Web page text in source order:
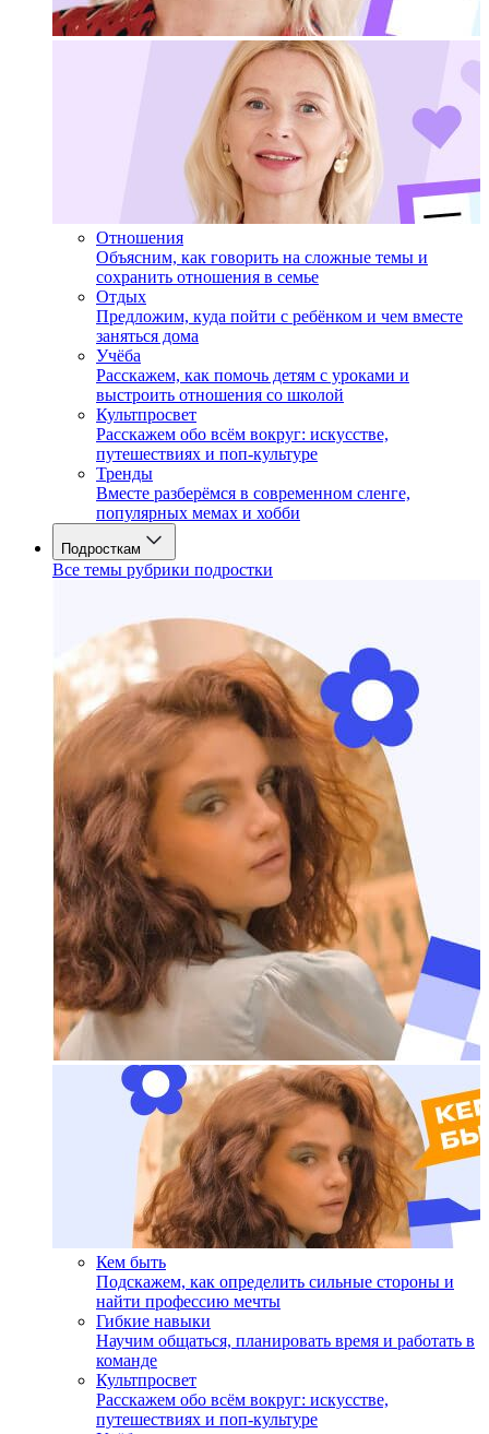
Отношения
Объясним, как говорить на сложные темы и
сохранить отношения в семье
Отдых
Предложим, куда пойти с ребёнком и чем вместе
заняться дома
Учёба
Расскажем, как помочь детям с уроками и
выстроить отношения со школой
Культпросвет
Расскажем обо всём вокруг: искусстве,
путешествиях и поп-культуре
Тренды
Вместе разберёмся в современном сленге,
популярных мемах и хобби
Подросткам
Все темы рубрики подростки
Кем быть
Подскажем, как определить сильные стороны и
найти профессию мечты
Гибкие навыки
Научим общаться, планировать время и работать в
команде
Культпросвет
Расскажем обо всём вокруг: искусстве,
путешествиях и поп-культуре